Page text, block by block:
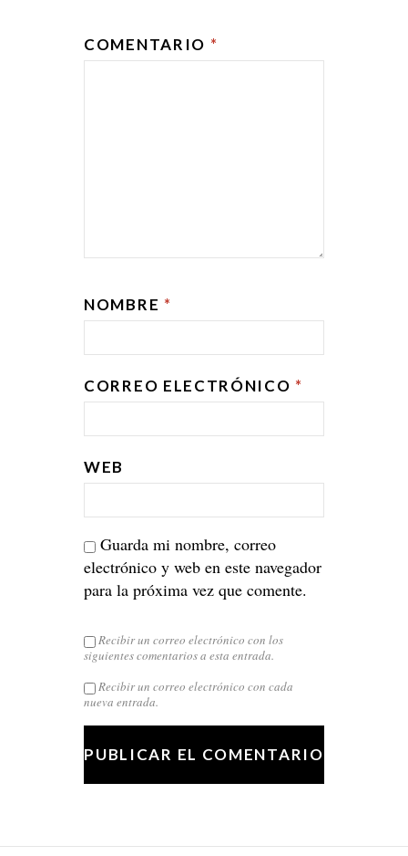
COMENTARIO *
NOMBRE *
CORREO ELECTRÓNICO *
WEB
Guarda mi nombre, correo
electrónico y web en este navegador
para la próxima vez que comente.
Recibir un correo electrónico con los
siguientes comentarios a esta entrada.
Recibir un correo electrónico con cada
nueva entrada.